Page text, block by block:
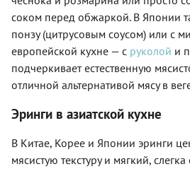
соком перед обжаркой. В Японии
понзу (цитрусовым соусом) или с
европейской кухне — с руколой и
подчеркивает естественную
отличной альтернативой мясу в
Эринги в азиатской кухне
В Китае, Корее и Японии эринги
мясистую текстуру и мягкий,